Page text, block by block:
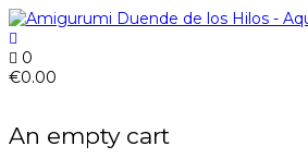
0
€0.00
An empty cart